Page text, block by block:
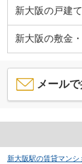
新大阪の戸建
新大阪の敷金
メール
新大阪駅の賃貸マンシ